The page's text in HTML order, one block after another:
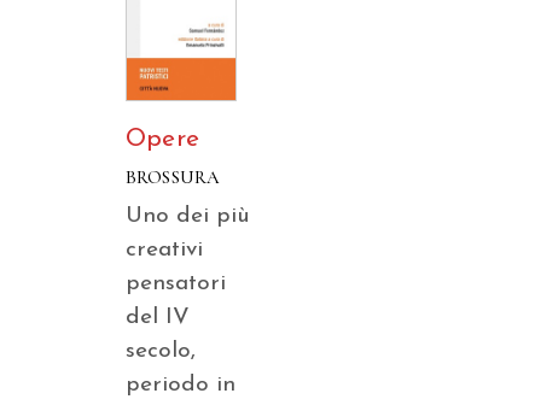
Opere
BROSSURA
Uno dei più
creativi
pensatori
del IV
secolo,
periodo in